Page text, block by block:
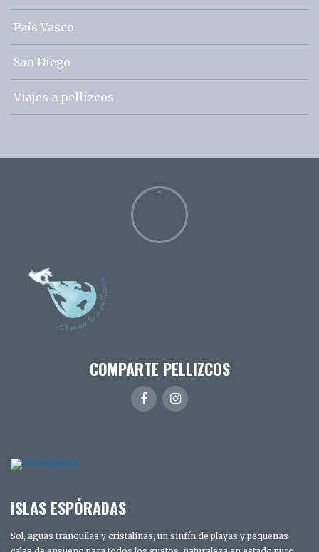
País Vasco
San Diego
Viajes a pellizcos
COMPARTE PELLIZCOS
ISLAS ESPÓRADAS
Sol, aguas tranquilas y cristalinas, un sinfín de playas y pequeñas